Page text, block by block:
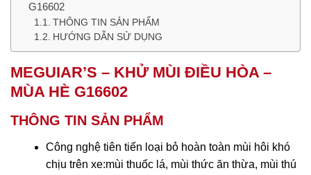
G16602
THÔNG TIN SẢN PHẨM
HƯỚNG DẪN SỬ DỤNG
MEGUIAR’S – KHỬ MÙI ĐIỀU HÒA –
MÙA HÈ G16602
THÔNG TIN SẢN PHẨM
Công nghệ tiên tiến loại bỏ hoàn toàn mùi hôi khó
chịu trên xe:mùi thuốc lá, mùi thức ăn thừa, mùi thú